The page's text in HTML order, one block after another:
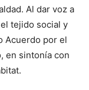
Al dar voz a
tejido social y
Acuerdo por el
en sintonía con